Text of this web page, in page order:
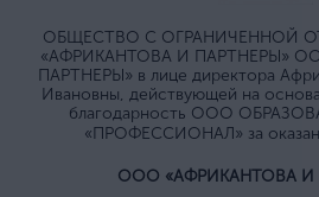
ОБЩЕСТВО C ОГРАНИЧЕННОЙ
«АФРИКАНТОВА И ПАРТНЕРЫ»
ПАРТНЕРЫ» в лице директора
Ивановны, действующей на
благодарность ООО
«ПРОФЕССИОНАЛ» за
ООО «АФРИКАНТОВА И